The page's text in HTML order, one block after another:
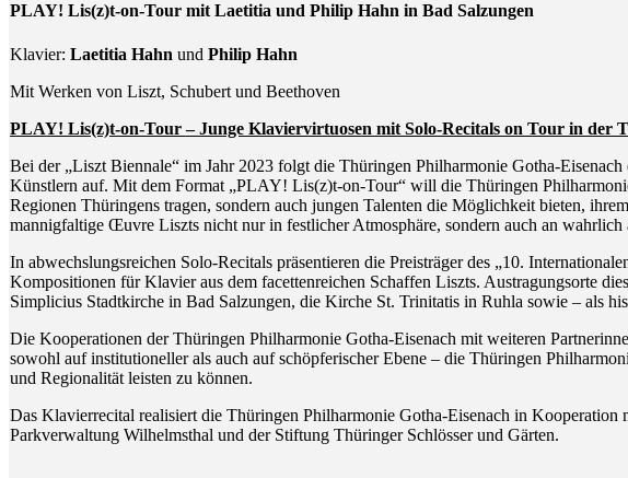
PLAY! Lis(z)t-on-Tour mit Laetitia und Philip Hahn in Bad Salzungen
Klavier:Laetitia Hahn undPhilip Hahn
Mit Werken von Liszt, Schubert und Beethoven
PLAY! Lis(z)t-on-Tour – Junge Klaviervirtuosen mit Solo-Recitals on Tour in der
Bei der „Liszt Biennale“ im Jahr 2023 folgt die Thüringen Philharmonie Gotha-
Künstlern auf. Mit dem Format „PLAY! Lis(z)t-on-Tour“ will die Thüringen
Regionen Thüringens tragen, sondern auch jungen Talenten die Möglichkeit bieten,
mannigfaltige Œuvre Liszts nicht nur in festlicher Atmosphäre, sondern auch an
In abwechslungsreichen Solo-Recitals präsentieren die Preisträger des „10.
Kompositionen für Klavier aus dem facettenreichen Schaffen Liszts. Austragungsorte
Simplicius Stadtkirche in Bad Salzungen, die Kirche St. Trinitatis in Ruhla sowie – als
Die Kooperationen der Thüringen Philharmonie Gotha-Eisenach mit weiteren
sowohl auf institutioneller als auch auf schöpferischer Ebene – die Thüringen
und Regionalität leisten zu können.
Das Klavierrecital realisiert die Thüringen Philharmonie Gotha-Eisenach in
Parkverwaltung Wilhelmsthal und der Stiftung Thüringer Schlösser und Gärten.